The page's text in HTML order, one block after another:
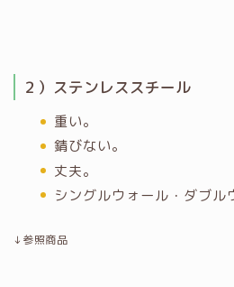
２）ステンレススチール
重い。
錆びない。
丈夫。
シングルウォール・ダブル
↓参照商品